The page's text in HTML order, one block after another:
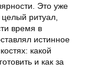
Это уже
ритуал,
время в
истинное
какой
и как за